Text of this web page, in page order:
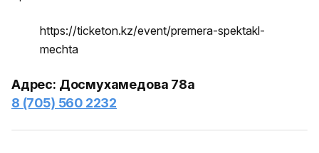
https://ticketon.kz/event/premera-spektakl-
mechta
Адрес: Досмухамедова 78а
8 (705) 560 2232